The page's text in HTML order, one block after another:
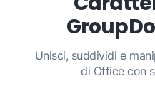
Unisci, suddividi e
di Office con